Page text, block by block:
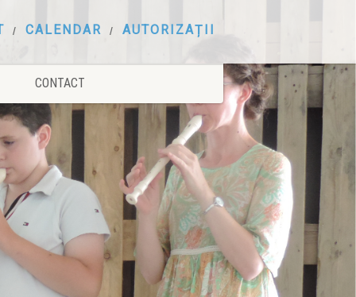
CALENDAR AUTORIZAȚII
CONTACT